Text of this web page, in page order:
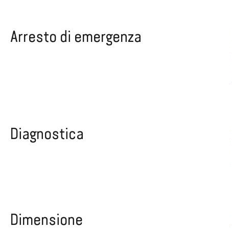
Arresto di emergenza
Diagnostica
Dimensione